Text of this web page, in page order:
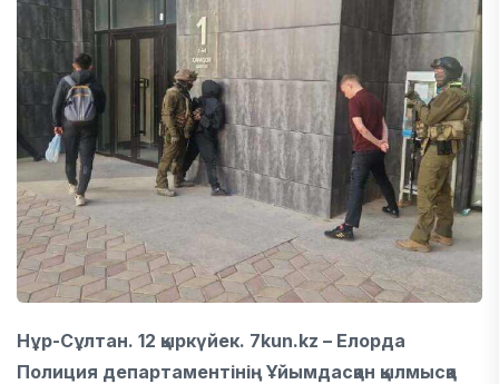
Нұр-Сұлтан. 12 қыркүйек. 7kun.kz – Елорда
Полиция департаментінің Ұйымдасқан қылмысқа